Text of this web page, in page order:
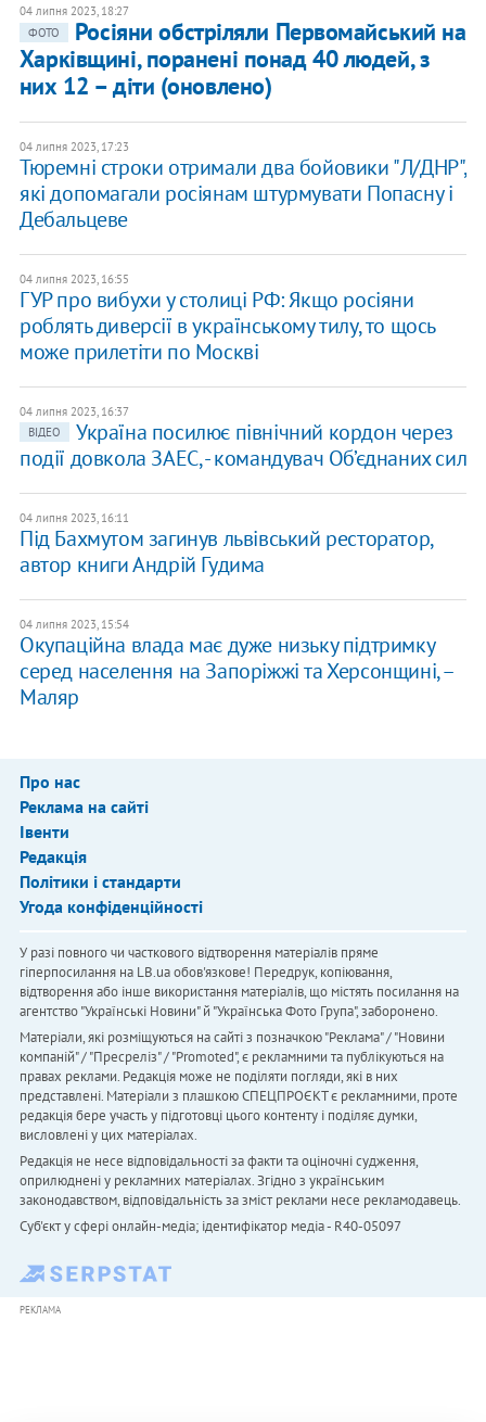
04 липня 2023, 18:27
ФОТО
Росіяни обстріляли Первомайський на
Харківщині, поранені понад 40 людей, з
них 12 – діти (оновлено)
04 липня 2023, 17:23
Тюремні строки отримали два бойовики "Л/ДНР",
які допомагали росіянам штурмувати Попасну і
Дебальцеве
04 липня 2023, 16:55
ГУР про вибухи у столиці РФ: Якщо росіяни
роблять диверсії в українському тилу, то щось
може прилетіти по Москві
04 липня 2023, 16:37
ВІДЕО
Україна посилює північний кордон через
події довкола ЗАЕС, - командувач Об’єднаних сил
04 липня 2023, 16:11
Під Бахмутом загинув львівський ресторатор,
автор книги Андрій Гудима
04 липня 2023, 15:54
Окупаційна влада має дуже низьку підтримку
серед населення на Запоріжжі та Херсонщині, –
Маляр
Про нас
Реклама на сайті
Івенти
Редакція
Політики і стандарти
Угода конфіденційності
У разі повного чи часткового відтворення матеріалів пряме
гіперпосилання на LB.ua обов'язкове! Передрук, копіювання,
відтворення або інше використання матеріалів, що містять посилання на
агентство "Українськi Новини" й "Українська Фото Група", заборонено.
Матеріали, які розміщуються на сайті з позначкою "Реклама" / "Новини
компаній" / "Пресреліз" / "Promoted", є рекламними та публікуються на
правах реклами. Редакція може не поділяти погляди, які в них
представлені. Матеріали з плашкою СПЕЦПРОЄКТ є рекламними, проте
редакція бере участь у підготовці цього контенту і поділяє думки,
висловлені у цих матеріалах.
Редакція не несе відповідальності за факти та оціночні судження,
оприлюднені у рекламних матеріалах. Згідно з українським
законодавством, відповідальність за зміст реклами несе рекламодавець.
Cуб'єкт у сфері онлайн-медіа; ідентифікатор медіа - R40-05097
РЕКЛАМА